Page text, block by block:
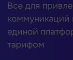
Все для
коммуникаций
единой
тарифом